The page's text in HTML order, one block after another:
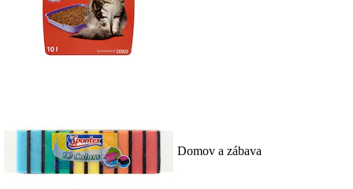
Domov a zábava